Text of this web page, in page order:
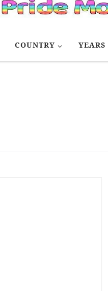
COUNTRY YEARS